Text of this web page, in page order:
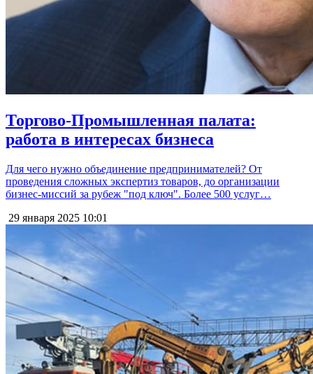
Торгово-Промышленная палата:
работа в интересах бизнеса
Для чего нужно объединение предпринимателей? От
проведения сложных экспертиз товаров, до организации
бизнес-миссий за рубеж "под ключ". Более 500 услуг…
29 января 2025 10:01